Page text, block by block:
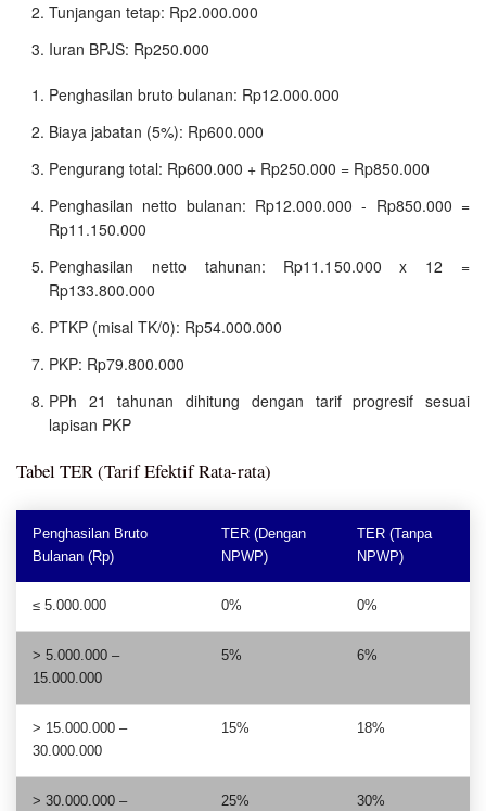
Tunjangan tetap: Rp2.000.000
Iuran BPJS: Rp250.000
Penghasilan bruto bulanan: Rp12.000.000
Biaya jabatan (5%): Rp600.000
Pengurang total: Rp600.000 + Rp250.000 = Rp850.000
Penghasilan netto bulanan: Rp12.000.000 - Rp850.000 =
Rp11.150.000
Penghasilan netto tahunan: Rp11.150.000 x 12 =
Rp133.800.000
PTKP (misal TK/0): Rp54.000.000
PKP: Rp79.800.000
PPh 21 tahunan dihitung dengan tarif progresif sesuai
lapisan PKP
Tabel TER (Tarif Efektif Rata-rata)
Penghasilan Bruto
Bulanan (Rp)
TER (Dengan
NPWP)
TER (Tanpa
NPWP)
≤ 5.000.000 0% 0%
> 5.000.000 –
15.000.000
5% 6%
> 15.000.000 –
30.000.000
15% 18%
> 30.000.000 – 25% 30%